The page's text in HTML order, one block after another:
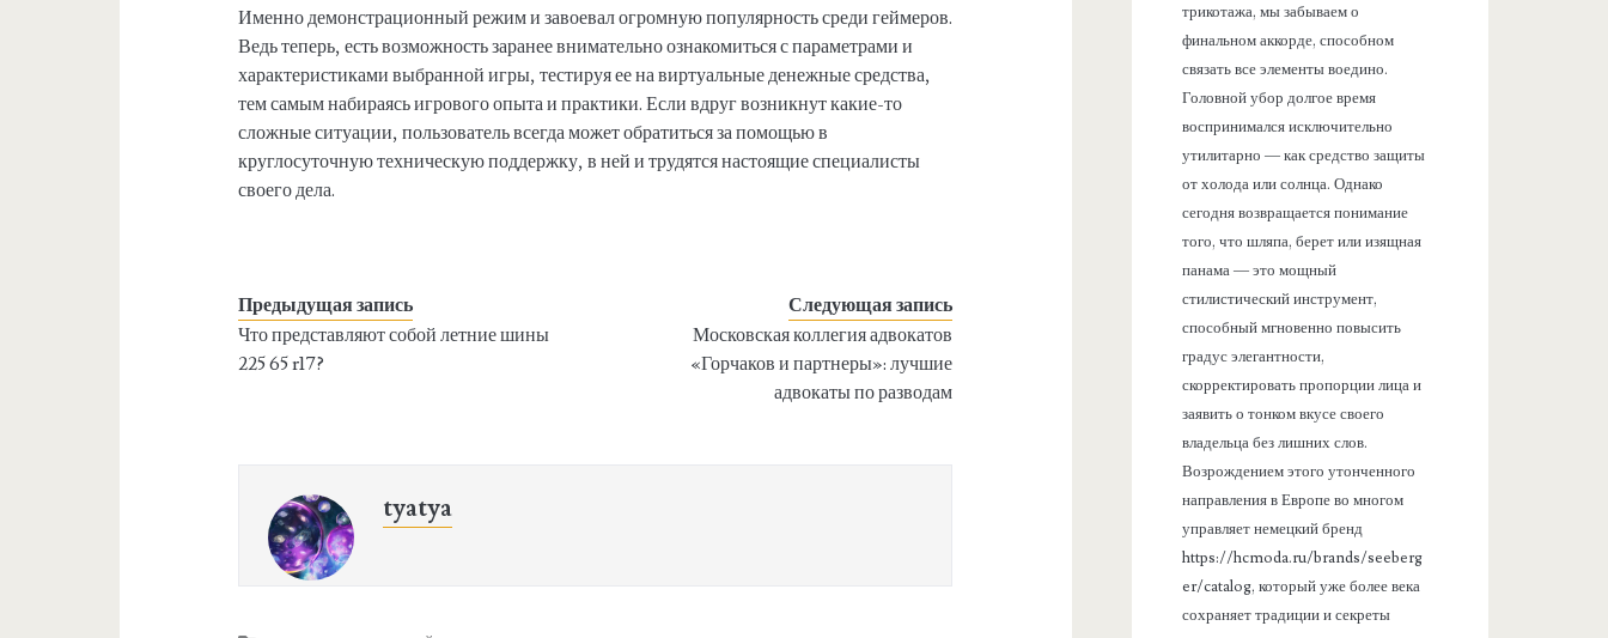
Именно демонстрационный режим и завоевал огромную популярность среди геймеров.
Ведь теперь, есть возможность заранее внимательно ознакомиться с параметрами и
характеристиками выбранной игры, тестируя ее на виртуальные денежные средства,
тем самым набираясь игрового опыта и практики. Если вдруг возникнут какие-то
сложные ситуации, пользователь всегда может обратиться за помощью в
круглосуточную техническую поддержку, в ней и трудятся настоящие специалисты
своего дела.
Предыдущая запись
Что представляют собой летние шины
225 65 r17?
Следующая запись
Московская коллегия адвокатов
«Горчаков и партнеры»: лучшие
адвокаты по разводам
tyatya
трикотажа, мы забываем о
финальном аккорде, способном
связать все элементы воедино.
Головной убор долгое время
воспринимался исключительно
утилитарно — как средство защиты
от холода или солнца. Однако
сегодня возвращается понимание
того, что шляпа, берет или изящная
панама — это мощный
стилистический инструмент,
способный мгновенно повысить
градус элегантности,
скорректировать пропорции лица и
заявить о тонком вкусе своего
владельца без лишних слов.
Возрождением этого утонченного
направления в Европе во многом
управляет немецкий бренд
https://hcmoda.ru/brands/seeberg
er/catalog, который уже более века
сохраняет традиции и секреты